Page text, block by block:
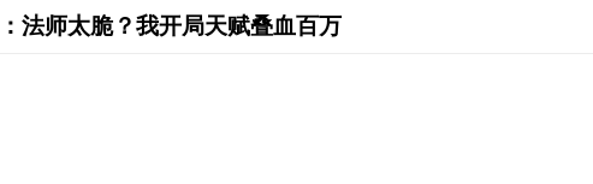
法师太脆？我开局天赋叠血百万